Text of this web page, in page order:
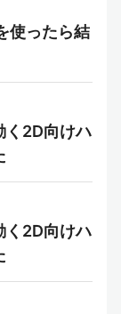
使ったら結
く2D向けハ
く2D向けハ